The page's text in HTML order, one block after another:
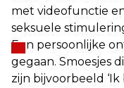
met videofunctie
seksuele
Een persoonlijke
gegaan. Smoesjes
zijn bijvoorbeeld ‘Ik